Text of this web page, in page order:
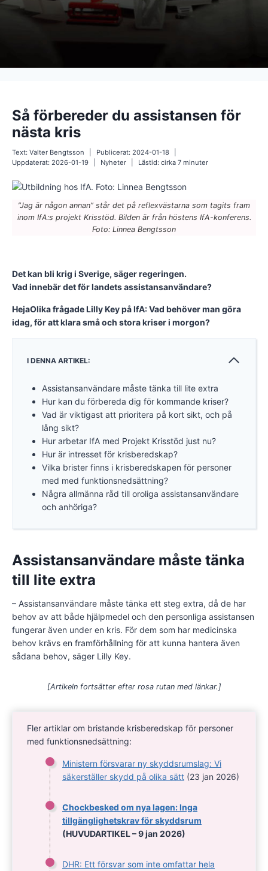
Så förbereder du assistansen för
nästa kris
Text: Valter Bengtsson Publicerat: 2024-01-18
Uppdaterat: 2026-01-19 Nyheter Lästid: cirka7minuter
”Jag är någon annan” står det på reflexvästarna som tagits fram
inom IfA:s projekt Krisstöd. Bilden är från höstens IfA-konferens.
Foto: Linnea Bengtsson
Det kan bli krig i Sverige, säger regeringen.
Vad innebär det för landets assistansanvändare?
HejaOlika frågade Lilly Key på IfA: Vad behöver man göra
idag, för att klara små och stora kriser i morgon?
I DENNA ARTIKEL:
Assistansanvändare måste tänka till lite extra
Hur kan du förbereda dig för kommande kriser?
Vad är viktigast att prioritera på kort sikt, och på
lång sikt?
Hur arbetar IfA med Projekt Krisstöd just nu?
Hur är intresset för krisberedskap?
Vilka brister finns i krisberedskapen för personer
med med funktionsnedsättning?
Några allmänna råd till oroliga assistansanvändare
och anhöriga?
Assistansanvändare måste tänka
till lite extra
– Assistansanvändare måste tänka ett steg extra, då de har
behov av att både hjälpmedel och den personliga assistansen
fungerar även under en kris. För dem som har medicinska
behov krävs en framförhållning för att kunna hantera även
sådana behov, säger Lilly Key.
[Artikeln fortsätter efter rosa rutan med länkar.]
Fler artiklar om bristande krisberedskap för personer
med funktionsnedsättning:
Ministern försvarar ny skyddsrumslag: Vi
säkerställer skydd på olika sätt (23 jan 2026)
Chockbesked om nya lagen: Inga
tillgänglighetskrav för skyddsrum
(HUVUDARTIKEL – 9 jan 2026)
DHR: Ett försvar som inte omfattar hela